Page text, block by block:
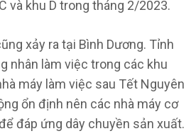
và khu D trong tháng 2/2023.
xảy ra tại Bình Dương. Tỉnh
nhân làm việc trong các khu
máy làm việc sau Tết Nguyên
ổn định nên các nhà máy cơ
đáp ứng dây chuyền sản xuất.